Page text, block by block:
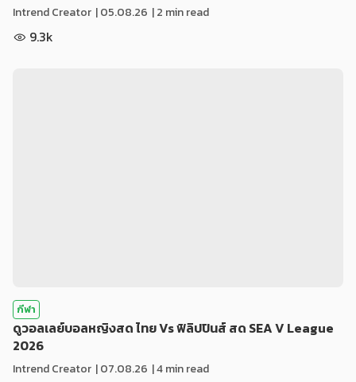
Intrend Creator |05.08.26 | 2 min read
9.3k
กีฬา
ดูวอลเลย์บอลหญิงสด ไทย Vs ฟิลิปปินส์ สด SEA V League
2026
Intrend Creator |07.08.26 | 4 min read